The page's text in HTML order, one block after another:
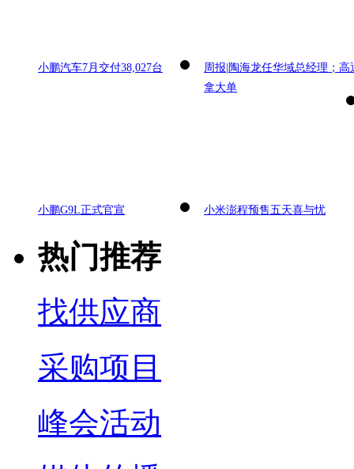
小鹏汽车7月交付38,027台
周报|陶海龙任华域总经理；高
拿大单
小鹏G9L正式官宣 小米澎程预售五天喜与忧
热门推荐
找供应商
采购项目
峰会活动